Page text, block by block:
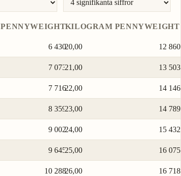
PENNYWEIGHT
6 430
7 073
7 716
8 359
9 002
9 645
10 288
KILOGRAM PENNYWEIGHT
20,00 12 860
21,00 13 503
22,00 14 146
23,00 14 789
24,00 15 432
25,00 16 075
26,00 16 718